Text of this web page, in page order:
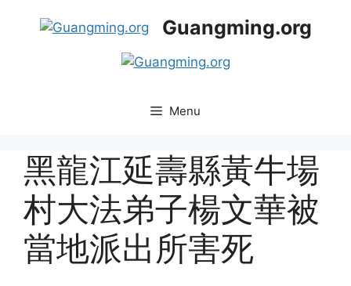
Guangming.org
Menu
黑龍江延壽縣黃牛場
村大法弟子楊文華被
當地派出所害死